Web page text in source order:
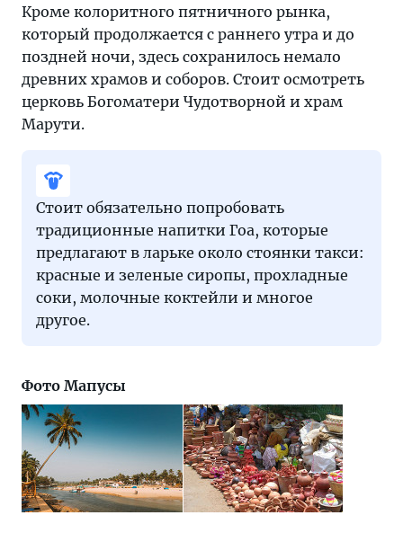
Кроме колоритного пятничного рынка,
который продолжается с раннего утра и до
поздней ночи, здесь сохранилось немало
древних храмов и соборов. Стоит осмотреть
церковь Богоматери Чудотворной и храм
Марути.
Стоит обязательно попробовать
традиционные напитки Гоа, которые
предлагают в ларьке около стоянки такси:
красные и зеленые сиропы, прохладные
соки, молочные коктейли и многое
другое.
Фото Мапусы